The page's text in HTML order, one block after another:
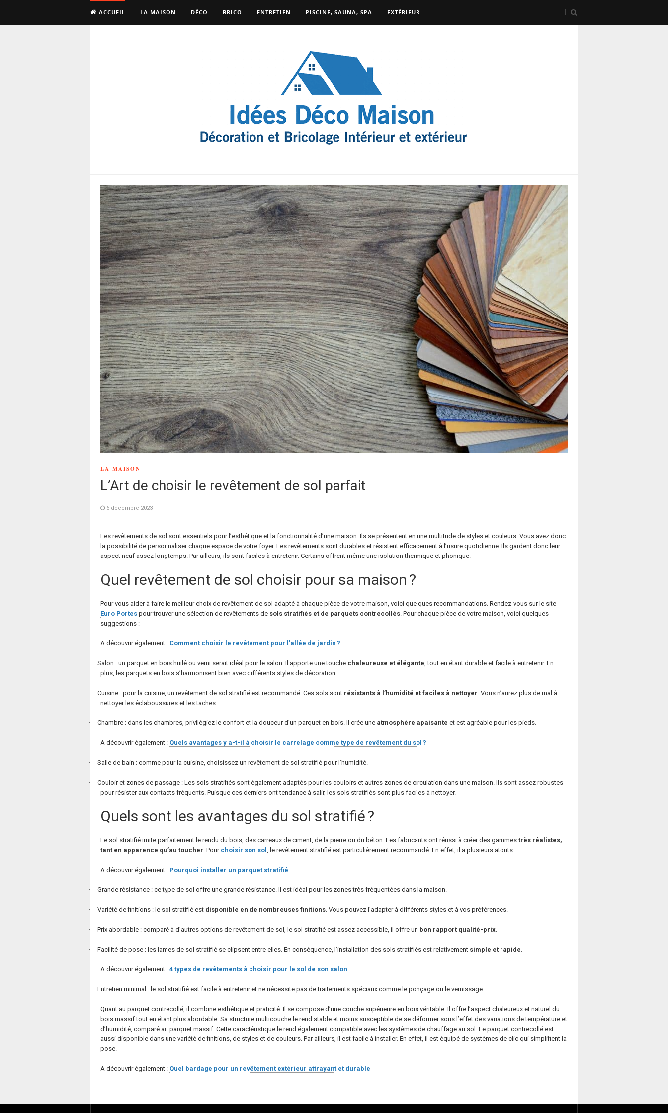
ACCUEIL LA MAISON DÉCO BRICO ENTRETIEN PISCINE, SAUNA, SPA EXTÉRIEUR
LA MAISON
L’Art de choisir le revêtement de sol parfait
6 décembre 2023
Les revêtements de sol sont essentiels pour l’esthétique et la fonctionnalité d’une maison. Ils se présentent en une multitude de styles et couleurs. Vous avez donc
la possibilité de personnaliser chaque espace de votre foyer. Les revêtements sont durables et résistent efficacement à l’usure quotidienne. Ils gardent donc leur
aspect neuf assez longtemps. Par ailleurs, ils sont faciles à entretenir. Certains offrent même une isolation thermique et phonique.
Quel revêtement de sol choisir pour sa maison ?
Pour vous aider à faire le meilleur choix de revêtement de sol adapté à chaque pièce de votre maison, voici quelques recommandations. Rendez-vous sur le site
Euro Portes pour trouver une sélection de revêtements de sols stratifiés et de parquets contrecollés. Pour chaque pièce de votre maison, voici quelques
suggestions :
A découvrir également : Comment choisir le revêtement pour l’allée de jardin ?
· Salon : un parquet en bois huilé ou verni serait idéal pour le salon. Il apporte une touche chaleureuse et élégante, tout en étant durable et facile à entretenir. En
plus, les parquets en bois s’harmonisent bien avec différents styles de décoration.
· Cuisine : pour la cuisine, un revêtement de sol stratifié est recommandé. Ces sols sont résistants à l’humidité et faciles à nettoyer. Vous n’aurez plus de mal à
nettoyer les éclaboussures et les taches.
· Chambre : dans les chambres, privilégiez le confort et la douceur d’un parquet en bois. Il crée une atmosphère apaisante et est agréable pour les pieds.
A découvrir également : Quels avantages y a-t-il à choisir le carrelage comme type de revêtement du sol ?
· Salle de bain : comme pour la cuisine, choisissez un revêtement de sol stratifié pour l’humidité.
· Couloir et zones de passage : Les sols stratifiés sont également adaptés pour les couloirs et autres zones de circulation dans une maison. Ils sont assez robustes
pour résister aux contacts fréquents. Puisque ces derniers ont tendance à salir, les sols stratifiés sont plus faciles à nettoyer.
Quels sont les avantages du sol stratifié ?
Le sol stratifié imite parfaitement le rendu du bois, des carreaux de ciment, de la pierre ou du béton. Les fabricants ont réussi à créer des gammes très réalistes,
tant en apparence qu’au toucher. Pour choisir son sol , le revêtement stratifié est particulièrement recommandé. En effet, il a plusieurs atouts :
A découvrir également : Pourquoi installer un parquet stratifié
· Grande résistance : ce type de sol offre une grande résistance. Il est idéal pour les zones très fréquentées dans la maison.
· Variété de finitions : le sol stratifié est disponible en de nombreuses finitions. Vous pouvez l’adapter à différents styles et à vos préférences.
· Prix abordable : comparé à d’autres options de revêtement de sol, le sol stratifié est assez accessible, il offre un bon rapport qualité-prix.
· Facilité de pose : les lames de sol stratifié se clipsent entre elles. En conséquence, l’installation des sols stratifiés est relativement simple et rapide.
A découvrir également : 4 types de revêtements à choisir pour le sol de son salon
· Entretien minimal : le sol stratifié est facile à entretenir et ne nécessite pas de traitements spéciaux comme le ponçage ou le vernissage.
Quant au parquet contrecollé, il combine esthétique et praticité. Il se compose d’une couche supérieure en bois véritable. Il offre l’aspect chaleureux et naturel du
bois massif tout en étant plus abordable. Sa structure multicouche le rend stable et moins susceptible de se déformer sous l’effet des variations de température et
d’humidité, comparé au parquet massif. Cette caractéristique le rend également compatible avec les systèmes de chauffage au sol. Le parquet contrecollé est
aussi disponible dans une variété de finitions, de styles et de couleurs. Par ailleurs, il est facile à installer. En effet, il est équipé de systèmes de clic qui simplifient la
pose.
A découvrir également : Quel bardage pour un revêtement extérieur attrayant et durable